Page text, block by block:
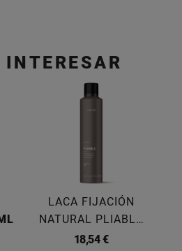
INTERESAR
LACA FIJACIÓN
NATURAL PLIABLE
FINISH 300 ML
18,54 €